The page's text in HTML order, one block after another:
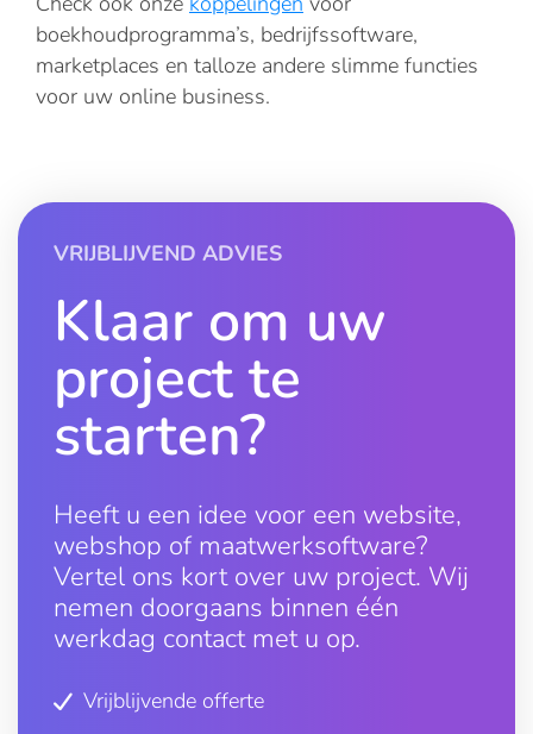
boekhoudprogramma’s, bedrijfssoftware,
marketplaces en talloze andere slimme functies
voor uw online business.
VRIJBLIJVEND ADVIES
Klaar om uw
project te
starten?
Heeft u een idee voor een website,
webshop of maatwerksoftware?
Vertel ons kort over uw project. Wij
nemen doorgaans binnen één
werkdag contact met u op.
Vrijblijvende offerte